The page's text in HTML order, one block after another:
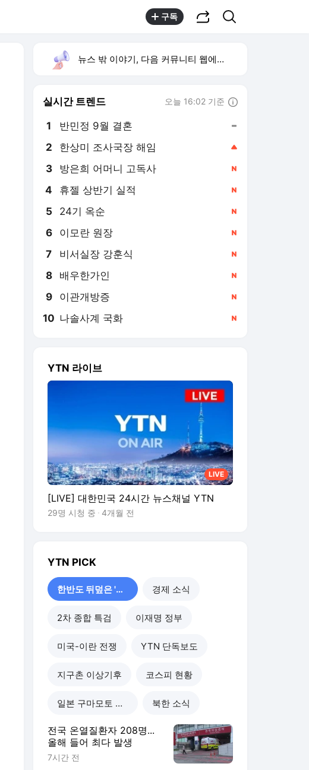
구독
뉴스 밖 이야기, 다음 커뮤니티 웹에서 보기
실시간 트렌드 오늘 16:02 기준
1 반민정 9월 결혼
2 한상미 조사국장 해임
3 방은희 어머니 고독사
4 휴젤 상반기 실적
5 24기 옥순
6 이모란 원장
7 비서실장 강훈식
8 배우한가인
9 이관개방증
10 나솔사계 국화
YTN 라이브
LIVE
[LIVE] 대한민국 24시간 뉴스채널 YTN
29명 시청 중 4개월 전
YTN PICK
한반도 뒤덮은 '폭염' 경제 소식
2차 종합 특검 이재명 정부
미국-이란 전쟁 YTN 단독보도
지구촌 이상기후 코스피 현황
일본 구마모토 강진 북한 소식
전국 온열질환자 208명...
올해 들어 최다 발생
7시간 전